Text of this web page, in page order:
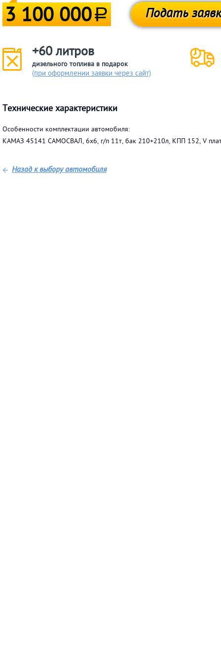
3 100 000 a Подать
+60 литров
дизельного топлива в подарок
(при оформлении заявки через сайт)
Технические характеристики
Особенности комплектации автомобиля:
КАМАЗ 45141 САМОСВАЛ, 6х6, г/п 11т, бак 210+210л, КПП 152, V
Назад к выбору автомобиля